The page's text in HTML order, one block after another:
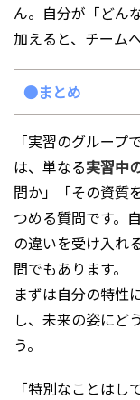
ん。自分が「どん
加えると、チーム
●まとめ
「実習のグルー
は、単なる実習中
間か」「その資質
つめる質問です。
の違いを受け入れ
問でもあります。
まずは自分の特性
し、未来の姿にど
う。
「特別なことは